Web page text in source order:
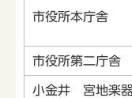
市役所本庁舎
市役所第二庁舎
小金井 宮地楽器